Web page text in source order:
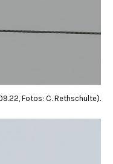
Fotos: C. Rethschulte).